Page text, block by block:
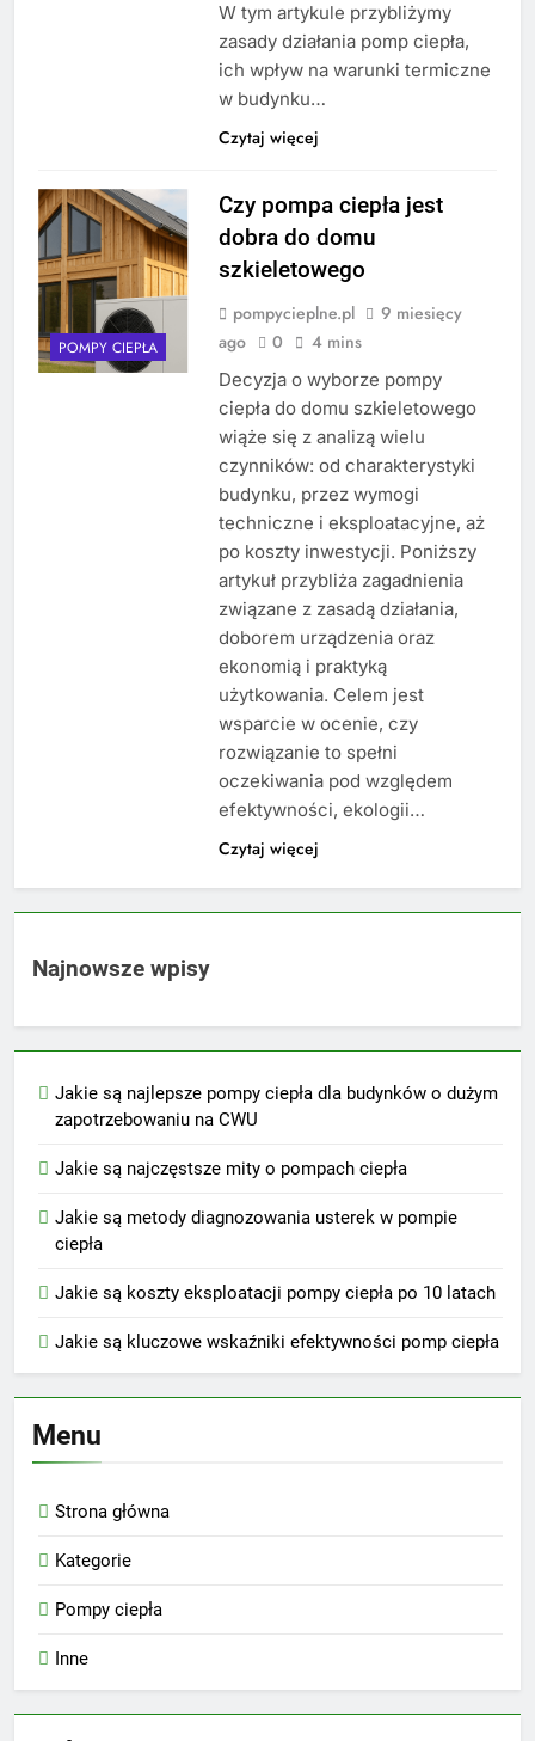
W tym artykule przybliżymy
zasady działania pomp ciepła,
ich wpływ na warunki termiczne
w budynku…
Czytaj więcej
POMPY CIEPŁA
Czy pompa ciepła jest
dobra do domu
szkieletowego
pompycieplne.pl
9 miesięcy
ago
0 4 mins
Decyzja o wyborze pompy
ciepła do domu szkieletowego
wiąże się z analizą wielu
czynników: od charakterystyki
budynku, przez wymogi
techniczne i eksploatacyjne, aż
po koszty inwestycji. Poniższy
artykuł przybliża zagadnienia
związane z zasadą działania,
doborem urządzenia oraz
ekonomią i praktyką
użytkowania. Celem jest
wsparcie w ocenie, czy
rozwiązanie to spełni
oczekiwania pod względem
efektywności, ekologii…
Czytaj więcej
Najnowsze wpisy
Jakie są najlepsze pompy ciepła dla budynków o dużym
zapotrzebowaniu na CWU
Jakie są najczęstsze mity o pompach ciepła
Jakie są metody diagnozowania usterek w pompie
ciepła
Jakie są koszty eksploatacji pompy ciepła po 10 latach
Jakie są kluczowe wskaźniki efektywności pomp ciepła
Menu
Strona główna
Kategorie
Pompy ciepła
Inne